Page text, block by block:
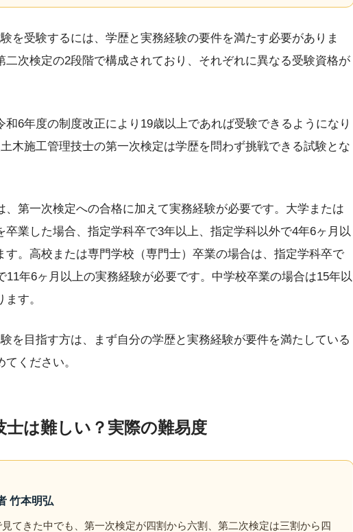
を受験するには、学歴と実務経験の要件を満たす必要がありま
二次検定の2段階で構成されており、それぞれに異なる受験資格が
6年度の制度改正により19歳以上であれば受験できるようになり
木施工管理技士の第一次検定は学歴を問わず挑戦できる試験とな
、第一次検定への合格に加えて実務経験が必要です。大学または
卒業した場合、指定学科卒で3年以上、指定学科以外で4年6ヶ月以
す。高校または専門学校（専門士）卒業の場合は、指定学科卒で
11年6ヶ月以上の実務経験が必要です。中学校卒業の場合は15年以
す。
を目指す方は、まず自分の学歴と実務経験が要件を満たしている
ください。
士は難しい？実際の難易度
竹本明弘
てきた中でも、第一次検定が四割から六割、第二次検定は三割から四